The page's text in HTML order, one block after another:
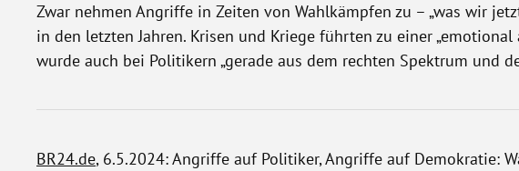
Zwar nehmen Angriffe in Zeiten von Wahlkämpfen zu – „was wir
in den letzten Jahren. Krisen und Kriege führten zu einer
wurde auch bei Politikern „gerade aus dem rechten Spektrum und
BR24.de, 6.5.2024: Angriffe auf Politiker, Angriffe auf Demokratie: